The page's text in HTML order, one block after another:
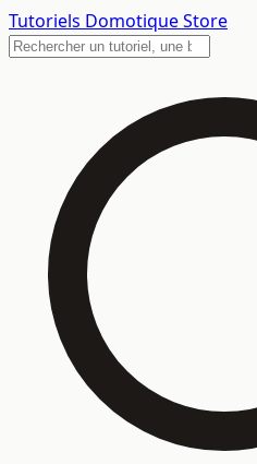
Tutoriels Domotique Store